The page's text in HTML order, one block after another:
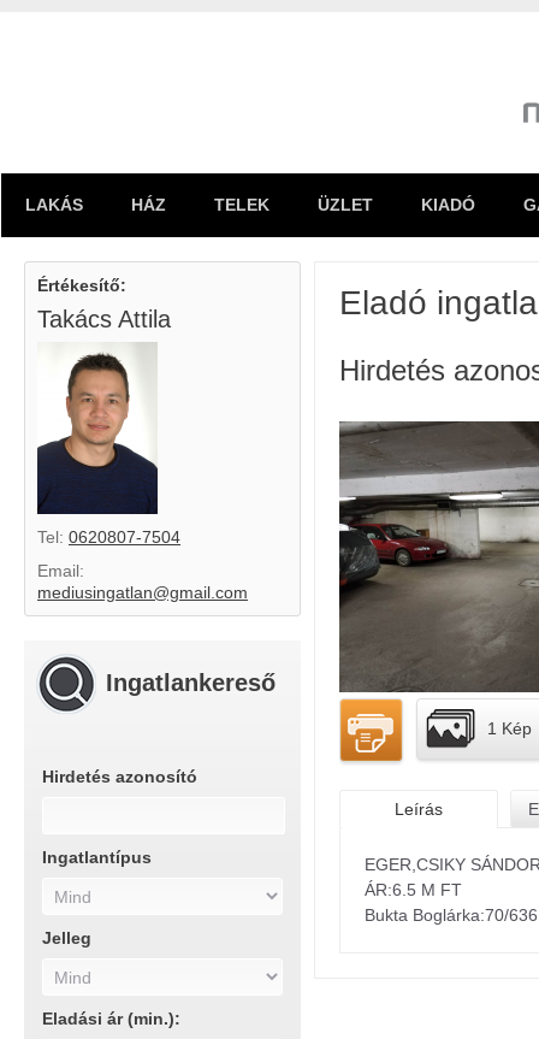
LAKÁS HÁZ TELEK ÜZLET KIADÓ
Értékesítő:
Takács Attila
Tel: 0620807-7504
Email:
mediusingatlan@gmail.com
Ingatlankereső
Hirdetés azonosító
Ingatlantípus
Jelleg
Eladási ár (min.):
Eladó
Hirdetés
1 Kép
Leírás
EGER,CSIKY
ÁR:6.5 M FT
Bukta Boglárka:70/